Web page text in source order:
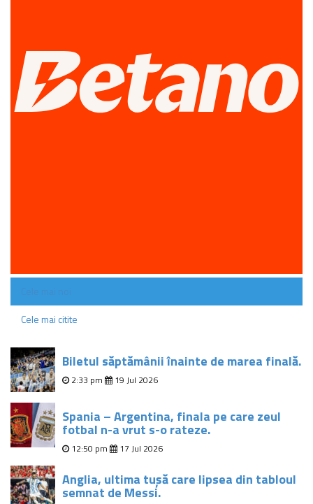
Cele mai citite
Biletul săptămânii înainte de marea finală.
2:33 pm 19 Jul 2026
Spania – Argentina, finala pe care zeul
fotbal n-a vrut s-o rateze.
12:50 pm 17 Jul 2026
Anglia, ultima tușă care lipsea din tabloul
semnat de Messi.